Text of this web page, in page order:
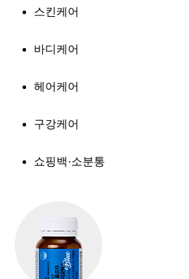
스킨케어
바디케어
헤어케어
구강케어
쇼핑백·소분통